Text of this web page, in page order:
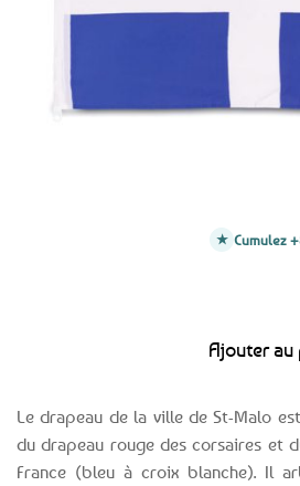
Le drapeau de la ville de St-Malo
du drapeau rouge des corsaires et
France (bleu à croix blanche). Il
Ajouter au
Cumulez